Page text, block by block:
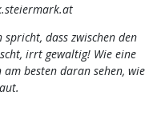
spricht, dass zwischen den
irrt gewaltig! Wie eine
besten daran sehen, wie